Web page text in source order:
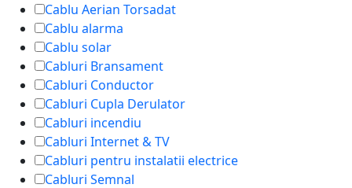
Cablu Aerian Torsadat
Cablu alarma
Cablu solar
Cabluri Bransament
Cabluri Conductor
Cabluri Cupla Derulator
Cabluri incendiu
Cabluri Internet & TV
Cabluri pentru instalatii electrice
Cabluri Semnal